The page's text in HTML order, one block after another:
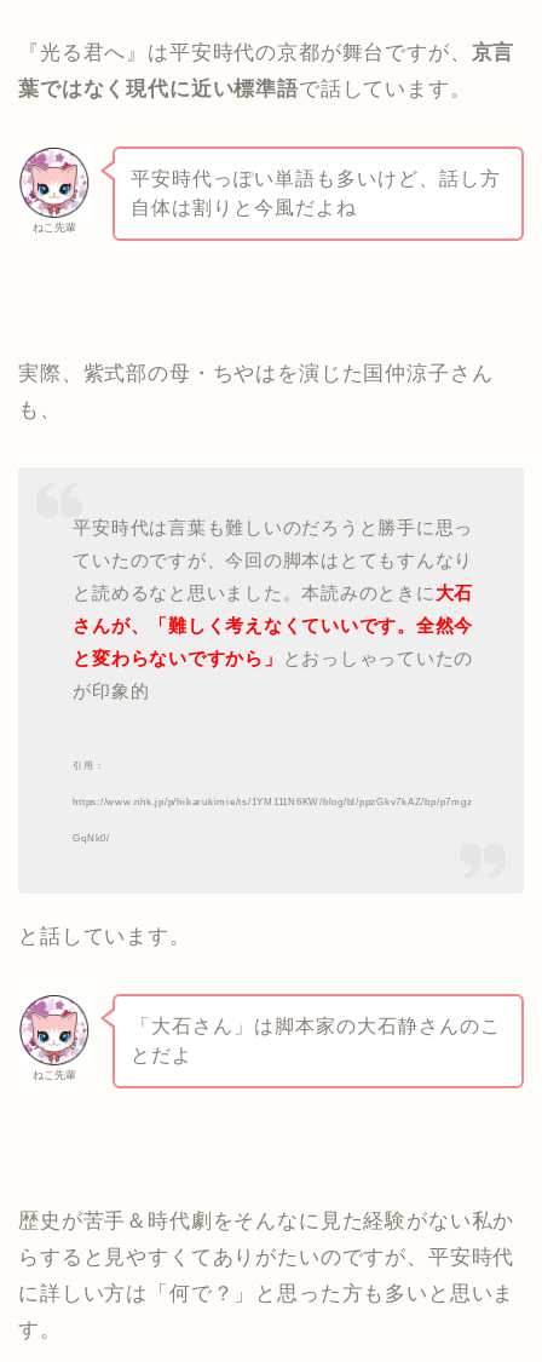
『光る君へ』は平安時代の京都が舞台ですが、 京言
葉ではなく現代に近い標準語で話しています。
ねこ先輩
平安時代っぽい単語も多いけど、話し方
自体は割りと今風だよね
実際、紫式部の母・ちやはを演じた国仲涼子さん
も、
平安時代は言葉も難しいのだろうと勝手に思っ
ていたのですが、今回の脚本はとてもすんなり
と読めるなと思いました。本読みのときに 大石
さんが、「難しく考えなくていいです。全然今
と変わらないですから」
とおっしゃっていたの
が印象的
引用：
https://www.nhk.jp/p/hikarukimie/ts/1YM111N6KW/blog/bl/ppzGkv7kAZ/bp/p7mgz
GqNk0/
と話しています。
ねこ先輩
「大石さん」は脚本家の大石静さんのこ
とだよ
歴史が苦手＆時代劇をそんなに見た経験がない私か
らすると見やすくてありがたいのですが、平安時代
に詳しい方は「何で？」と思った方も多いと思いま
す。